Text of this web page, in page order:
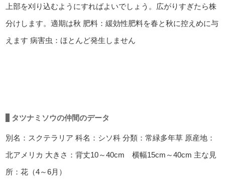
上部を刈り込むようにすればよいでしょう。広がりすぎたら株
分けします。適期は秋 肥料：緩効性肥料を春と秋に控えめに与
えます 病害虫：ほとんど発生しません
タツナミソウの仲間のデータ
別名：スクテラリア 科名：シソ科 分類：常緑多年草 原産地：
北アメリカ 大きさ：背丈10～40cm 横幅15cm～40cm 主な見
所：花（4～6月）